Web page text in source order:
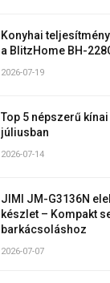
Konyhai
a BlitzHome BH-
2026-07-19
Top 5 népszerű
júliusban
2026-07-14
JIMI JM-G3136N
készlet – Kompakt
barkácsoláshoz
2026-07-07